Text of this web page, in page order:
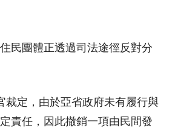
民團體正透過司法途徑反對分
裁定，由於亞省政府未有履行與
責任，因此撤銷一項由民間發